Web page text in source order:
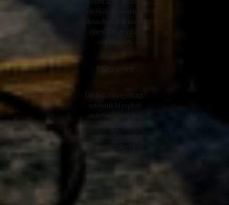
sofern diese innerhalb
desselben Zeitraums
einen Tattootermin
§4 Bezahlung
Die Bezahlung erfolgt,
sofern nicht explizit
anderweitig mit dem
nach jeder Sitzung.